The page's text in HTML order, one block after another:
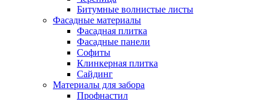
Битумные волнистые листы
Фасадные материалы
Фасадная плитка
Фасадные панели
Софиты
Клинкерная плитка
Сайдинг
Материалы для забора
Профнастил